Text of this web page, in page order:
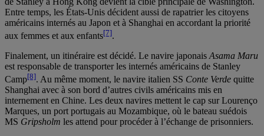
Entre temps, les États-Unis décident aussi de rapatrier les citoyens
américains internés au Japon et à Shanghai en accordant la priorité
aux femmes et aux enfants[7].
Finalement, un itinéraire est décidé. Le navire japonais Asama Maru
est responsable de transporter les internés américains de Stanley
Camp[8]. Au même moment, le navire italien SS Conte Verde quitte
Shanghai avec à son bord d’autres civils américains mis en
internement en Chine. Les deux navires mettent le cap sur Lourenço
Marques, un port portugais au Mozambique, où le bateau suédois
MS Gripsholm les attend pour procéder à l’échange de prisonniers.